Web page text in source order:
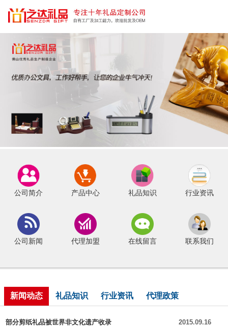
公司简介 产品中心 礼品知识 行业资讯
公司新闻 代理加盟 在线留言 联系我们
新闻动态 礼品知识 行业资讯 代理政策
部分剪纸礼品被世界非文化遗产收录
2015.09.16